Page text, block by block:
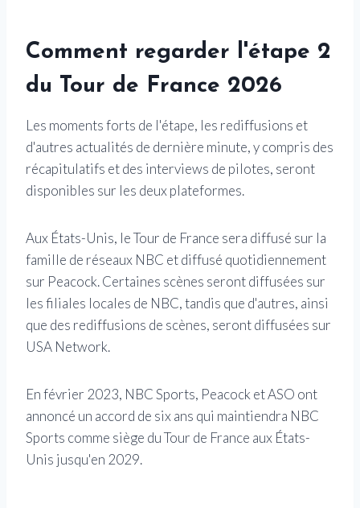
Comment regarder l'étape 2
du Tour de France 2026
Les moments forts de l'étape, les rediffusions et
d'autres actualités de dernière minute, y compris des
récapitulatifs et des interviews de pilotes, seront
disponibles sur les deux plateformes.
Aux États-Unis, le Tour de France sera diffusé sur la
famille de réseaux NBC et diffusé quotidiennement
sur Peacock. Certaines scènes seront diffusées sur
les filiales locales de NBC, tandis que d'autres, ainsi
que des rediffusions de scènes, seront diffusées sur
USA Network.
En février 2023, NBC Sports, Peacock et ASO ont
annoncé un accord de six ans qui maintiendra NBC
Sports comme siège du Tour de France aux États-
Unis jusqu'en 2029.